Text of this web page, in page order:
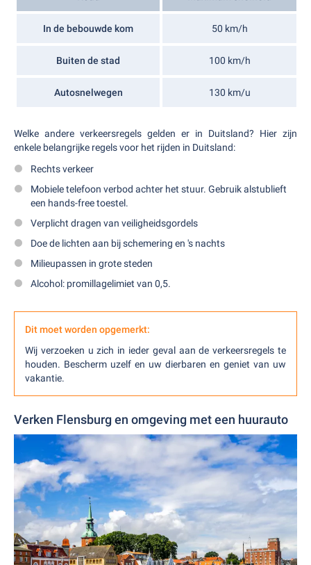
In de bebouwde kom 50 km/h
Buiten de stad 100 km/h
Autosnelwegen 130 km/u
Welke andere verkeersregels gelden er in Duitsland? Hier zijn
enkele belangrijke regels voor het rijden in Duitsland:
Rechts verkeer
Mobiele telefoon verbod achter het stuur. Gebruik alstublieft
een hands-free toestel.
Verplicht dragen van veiligheidsgordels
Doe de lichten aan bij schemering en 's nachts
Milieupassen in grote steden
Alcohol: promillagelimiet van 0,5.
Dit moet worden opgemerkt:
Wij verzoeken u zich in ieder geval aan de verkeersregels te
houden. Bescherm uzelf en uw dierbaren en geniet van uw
vakantie.
Verken Flensburg en omgeving met een huurauto